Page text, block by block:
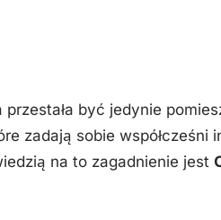
być jedynie
zadają sobie
na to zagadnienie jest